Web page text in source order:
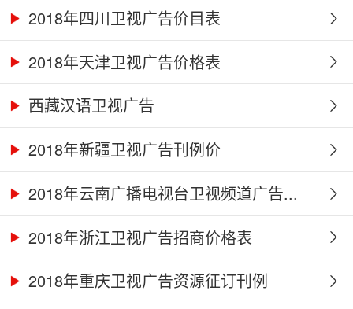
2018年四川卫视广告价目表
2018年天津卫视广告价格表
西藏汉语卫视广告
2018年新疆卫视广告刊例价
2018年云南广播电视台卫视频道广告...
2018年浙江卫视广告招商价格表
2018年重庆卫视广告资源征订刊例